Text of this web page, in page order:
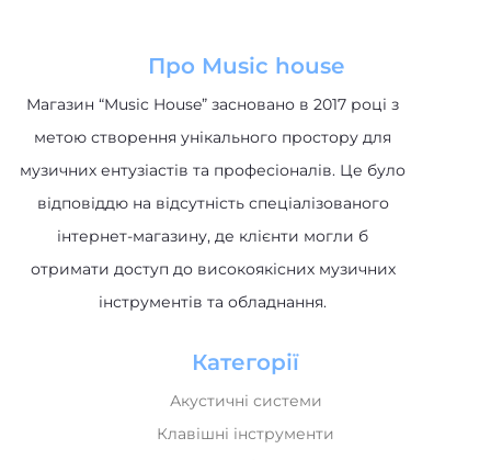
Про Music house
Магазин “Music House” засновано в 2017 році з
метою створення унікального простору для
музичних ентузіастів та професіоналів. Це було
відповіддю на відсутність спеціалізованого
інтернет-магазину, де клієнти могли б
отримати доступ до високоякісних музичних
інструментів та обладнання.
Категорії
Акустичні системи
Клавішні інструменти